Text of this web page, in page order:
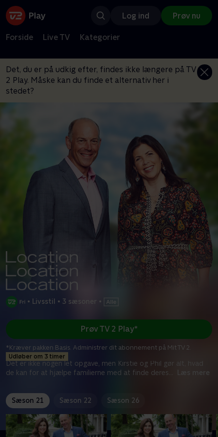
Log ind Prøv nu
Forside Live TV Kategorier
Det, du er på udkig efter, findes ikke længere på TV
2 Play. Måske kan du finde et alternativ her i
stedet?
• Livsstil • 3 sæsoner •
Udløber om 3 timer
Det er ikke nogen let opgave, men Kirstie og Phil gør alt, hvad
de kan for at hjælpe familierne med at finde deres
Læs mere
Prøv TV 2 Play*
*Kræver pakken Basis. Administrer dit abonnement på Mit TV 2.
Sæson 21 Sæson 22 Sæson 26